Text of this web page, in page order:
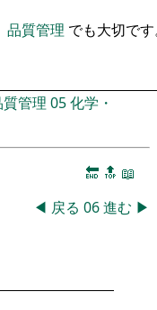
品質管理 でも大切で
管理 05化学・
🔚 🔝 📖
◀ 戻る 06進む ▶